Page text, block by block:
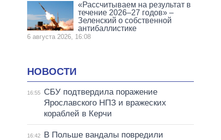
«Рассчитываем на результат в
течение 2026–27 годов» –
Зеленский о собственной
антибаллистике
6 августа 2026, 16:08
НОВОСТИ
16:55
СБУ подтвердила поражение
Ярославского НПЗ и вражеских
кораблей в Керчи
16:42
В Польше вандалы повредили